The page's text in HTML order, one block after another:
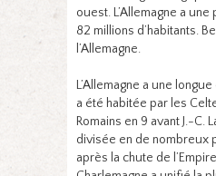
ouest. L’Allemagne a
82 millions d’habitants.
l’Allemagne.
L’Allemagne a une
a été habitée par les
Romains en 9 avant J.-C.
divisée en de nombreux
après la chute de